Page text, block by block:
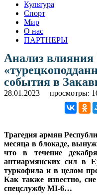
Культура
Спорт
Мир
О нас
ПАРТНЕРЫ
Анализ влияния
события в
28.01.2023 просмотры:
Трагедия армян
месяца в блокаде,
что в течение
антиармянских сил в
туркофила и в целом
Как также известно,
спецслужбу MI-6…